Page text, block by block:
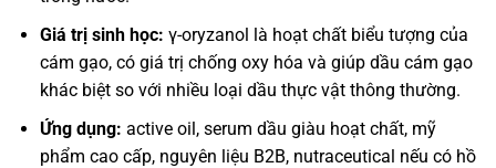
Giá trị sinh học: γ-oryzanol là hoạt chất biểu tượng của
cám gạo, có giá trị chống oxy hóa và giúp dầu cám gạo
khác biệt so với nhiều loại dầu thực vật thông thường.
Ứng dụng: active oil, serum dầu giàu hoạt chất, mỹ
phẩm cao cấp, nguyên liệu B2B, nutraceutical nếu có hồ